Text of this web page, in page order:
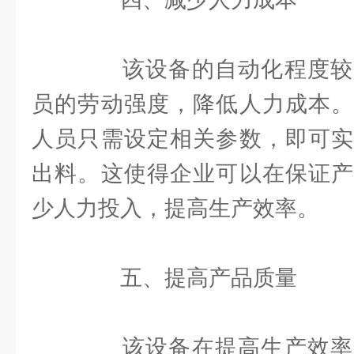
该设备的自动化程度较
员的劳动强度，降低人力成本
人员只需设定相关参数，即可
出料。这使得企业可以在保证
少人力投入，提高生产效率。
五、提高产品质量
该设备在提高生产效率